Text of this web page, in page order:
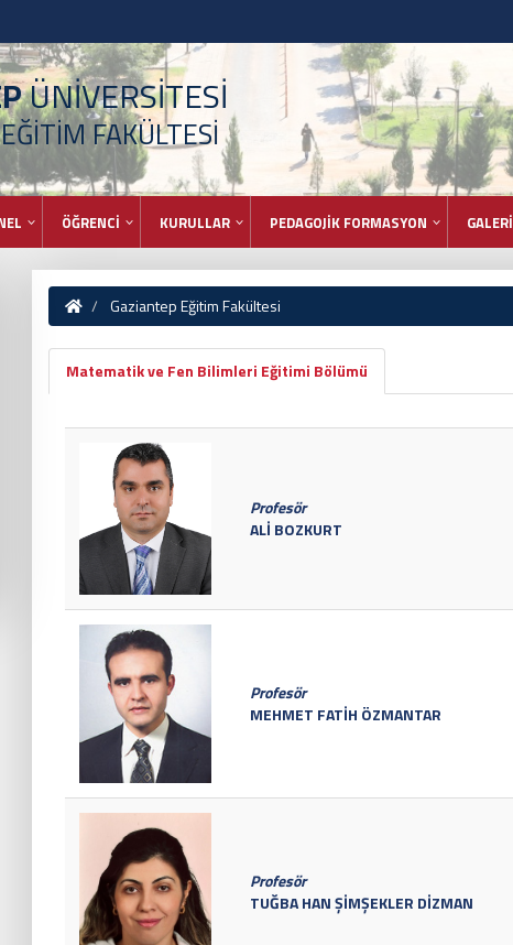
ÜNİVERSİTESİ
FAKÜLTESİ
ÖĞRENCİ KURULLAR PEDAGOJİK FORMASYON GALERİ
Gaziantep Eğitim Fakültesi
Matematik ve Fen Bilimleri Eğitimi Bölümü
Profesör
ALİ BOZKURT
Profesör
MEHMET FATİH ÖZMANTAR
Profesör
TUĞBA HAN ŞİMŞEKLER DİZMAN